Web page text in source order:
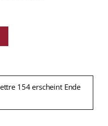
154 erscheint Ende